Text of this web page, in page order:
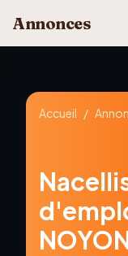
Annonces
Accueil /